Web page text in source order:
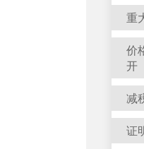
重
价
开
减
证